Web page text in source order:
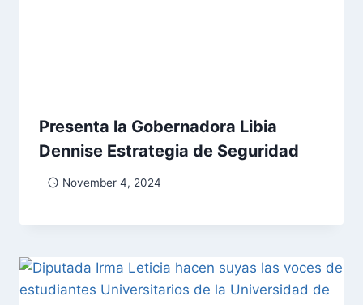
Presenta la Gobernadora Libia
Dennise Estrategia de Seguridad
November 4, 2024